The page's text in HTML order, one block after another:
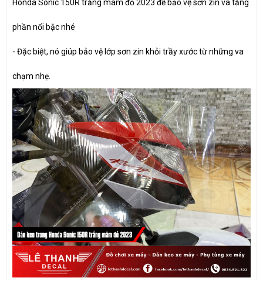
Honda Sonic 150R trắng mâm đỏ 2023 để bảo vệ sơn zin và tăng
phần nổi bậc nhé
- Đặc biệt, nó giúp bảo vệ lớp sơn zin khỏi trầy xước từ những va
chạm nhẹ.